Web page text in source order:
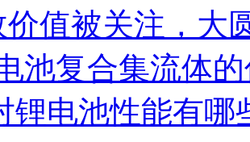
价值被关注，大
池复合集流体
锂电池性能有哪